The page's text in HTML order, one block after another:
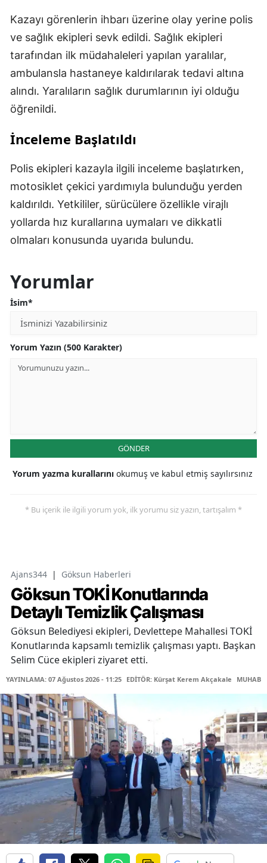
Kazayı görenlerin ihbarı üzerine olay yerine polis
ve sağlık ekipleri sevk edildi. Sağlık ekipleri
tarafından ilk müdahaleleri yapılan yaralılar,
ambulansla hastaneye kaldırılarak tedavi altına
alındı. Yaralıların sağlık durumlarının iyi olduğu
öğrenildi.
İnceleme Başlatıldı
Polis ekipleri kazayla ilgili inceleme başlatırken,
motosiklet çekici yardımıyla bulunduğu yerden
kaldırıldı. Yetkililer, sürücülere özellikle virajlı
yollarda hız kurallarına uymaları ve dikkatli
olmaları konusunda uyarıda bulundu.
Yorumlar
İsim*
Yorum Yazın (500 Karakter)
GÖNDER
Yorum yazma kurallarını okumuş ve kabul etmiş sayılırsınız
* Bu içerik ile ilgili yorum yok, ilk yorumu siz yazın, tartışalım *
Ajans344 | Göksun Haberleri
Göksun TOKİ Konutlarında
Detaylı Temizlik Çalışması
Göksun Belediyesi ekipleri, Devlettepe Mahallesi TOKİ
Konutlarında kapsamlı temizlik çalışması yaptı. Başkan
Selim Cüce ekipleri ziyaret etti.
YAYINLAMA: 07 Ağustos 2026 - 11:25 EDİTÖR: Kürşat Kerem Akçakale